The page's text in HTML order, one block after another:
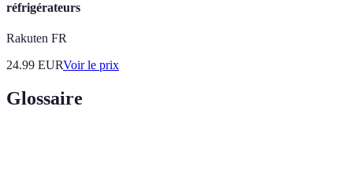
réfrigérateurs
Rakuten FR
24.99 EURVoir le prix
Glossaire